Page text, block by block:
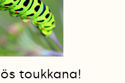
toukkana!